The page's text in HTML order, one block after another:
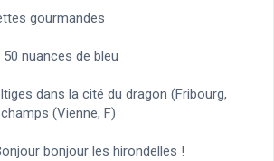
gourmandes
50 nuances de bleu
dans la cité du dragon (Fribourg,
(Vienne, F)
bonjour les hirondelles !